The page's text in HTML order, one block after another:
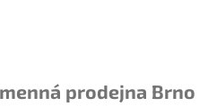
prodejna Brno